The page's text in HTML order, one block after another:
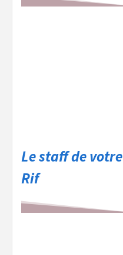
Le staff de votre
Rif